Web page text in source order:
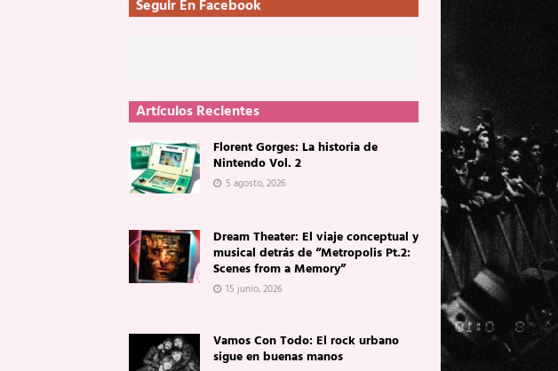
Seguir En Facebook
Artículos Recientes
Florent Gorges: La historia de
Nintendo Vol. 2
5 agosto, 2026
Dream Theater: El viaje conceptual y
musical detrás de “Metropolis Pt.2:
Scenes from a Memory”
15 junio, 2026
Vamos Con Todo: El rock urbano
sigue en buenas manos